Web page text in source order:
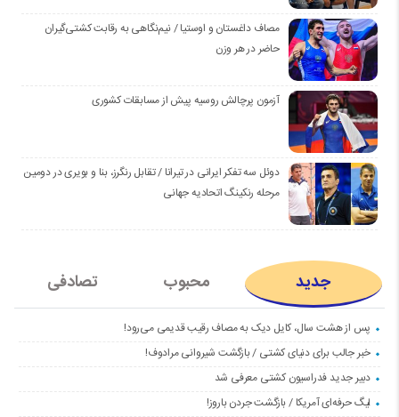
مصاف داغستان و اوستیا / نیم‌نگاهی به رقابت کشتی‌گیران
حاضر در هر وزن
آزمون پرچالش روسیه پیش از مسابقات کشوری
دوئل سه تفکر ایرانی در تیرانا / تقابل رنگرز، بنا و بویری در دومین
مرحله رنکینگ اتحادیه جهانی
جدید محبوب تصادفی
پس از هشت سال، کایل دیک به مصاف رقیب قدیمی می‌رود!
خبر جالب برای دنیای کشتی / بازگشت شیروانی مرادوف!
دبیر جدید فدراسیون کشتی معرفی شد
لیگ حرفه‌ای آمریکا / بازگشت جردن باروز!